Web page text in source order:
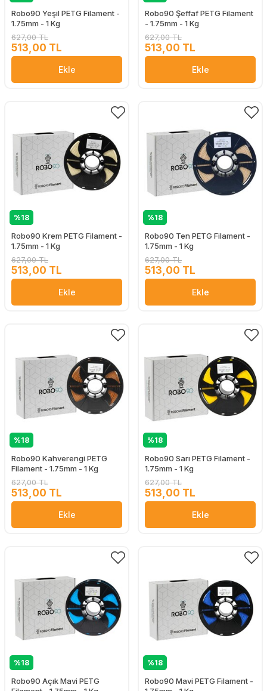
Robo90 Yeşil PETG Filament -
1.75mm - 1 Kg
627,00 TL
513,00 TL
Ekle
Robo90 Şeffaf PETG Filament
- 1.75mm - 1 Kg
627,00 TL
513,00 TL
Ekle
%18
Robo90 Krem PETG Filament -
1.75mm - 1 Kg
627,00 TL
513,00 TL
Ekle
%18
Robo90 Ten PETG Filament -
1.75mm - 1 Kg
627,00 TL
513,00 TL
Ekle
%18
Robo90 Kahverengi PETG
Filament - 1.75mm - 1 Kg
627,00 TL
513,00 TL
Ekle
%18
Robo90 Sarı PETG Filament -
1.75mm - 1 Kg
627,00 TL
513,00 TL
Ekle
%18
Robo90 Açık Mavi PETG
%18
Robo90 Mavi PETG Filament -